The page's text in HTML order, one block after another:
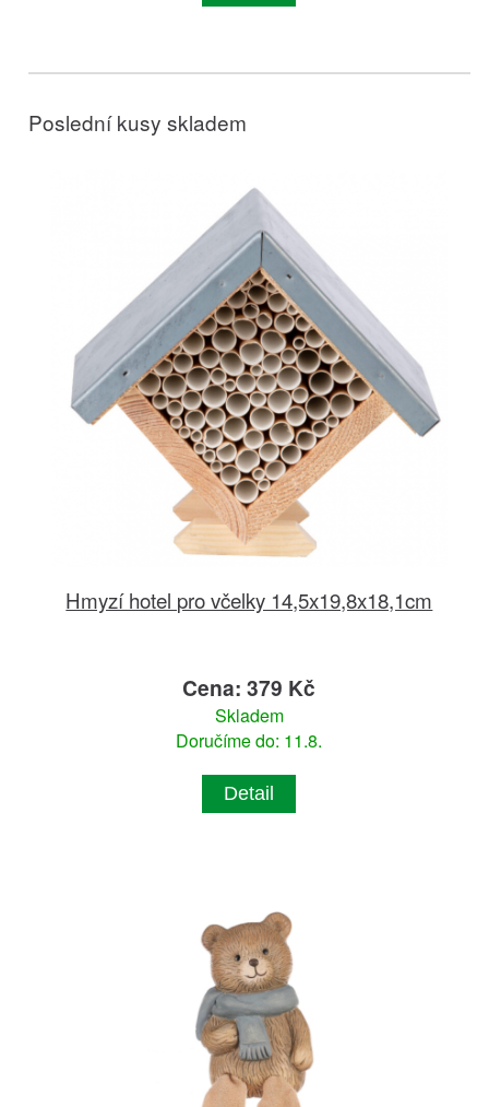
Poslední kusy skladem
Hmyzí hotel pro včelky 14,5x19,8x18,1cm
Cena: 379 Kč
Skladem
Doručíme do: 11.8.
Detail